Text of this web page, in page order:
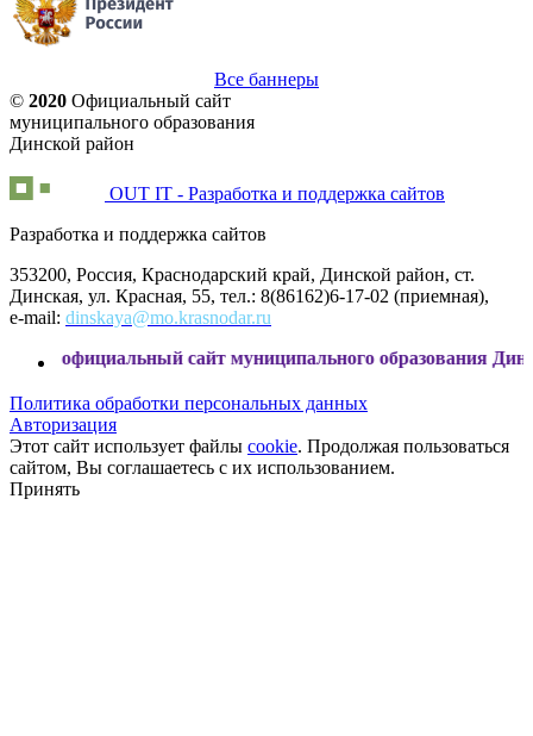
Все баннеры
© 2020 Официальный сайт
муниципального образования
Динской район
OUT IT - Разработка и поддержка сайтов
Разработка и поддержка сайтов
353200, Россия, Краснодарский край, Динской район, ст.
Динская, ул. Красная, 55, тел.: 8(86162)6-17-02 (приемная),
e-mail: dinskaya@mo.krasnodar.ru
сайт муниципального образования Динской район
Политика обработки персональных данных
Авторизация
Этот сайт использует файлы cookie. Продолжая пользоваться
сайтом, Вы соглашаетесь с их использованием.
Принять